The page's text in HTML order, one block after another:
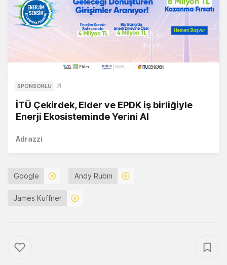
SPONSORLU
İTÜ Çekirdek, Elder ve EPDK iş birliğiyle
Enerji Ekosisteminde Yerini Al
Adrazzi
Google Andy Rubin
James Kuffner